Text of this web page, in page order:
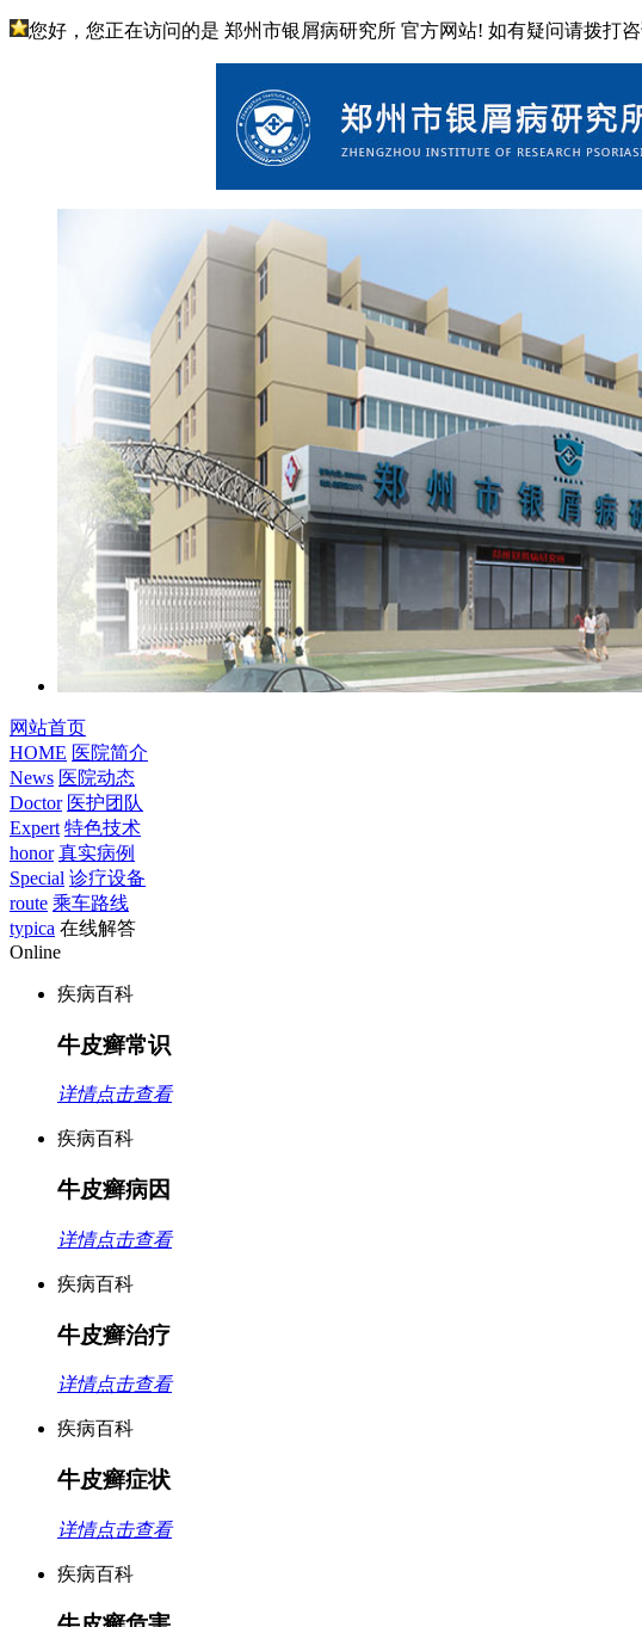
您好，您正在访问的是 郑州市银屑病研究所 官方网站! 如有疑问请拨打咨
网站首页
HOME 医院简介
News 医院动态
Doctor 医护团队
Expert 特色技术
honor 真实病例
Special 诊疗设备
route 乘车路线
typica 在线解答
Online
疾病百科
牛皮癣常识
详情点击查看
疾病百科
牛皮癣病因
详情点击查看
疾病百科
牛皮癣治疗
详情点击查看
疾病百科
牛皮癣症状
详情点击查看
疾病百科